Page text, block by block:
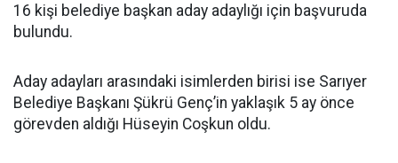
16 kişi belediye başkan aday adaylığı için başvuruda
bulundu.
Aday adayları arasındaki isimlerden birisi ise Sarıyer
Belediye Başkanı Şükrü Genç’in yaklaşık 5 ay önce
görevden aldığı Hüseyin Coşkun oldu.